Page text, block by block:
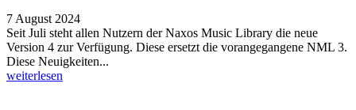
7 August 2024
Seit Juli steht allen Nutzern der Naxos Music Library die neue
Version 4 zur Verfügung. Diese ersetzt die vorangegangene NML 3.
Diese Neuigkeiten...
weiterlesen